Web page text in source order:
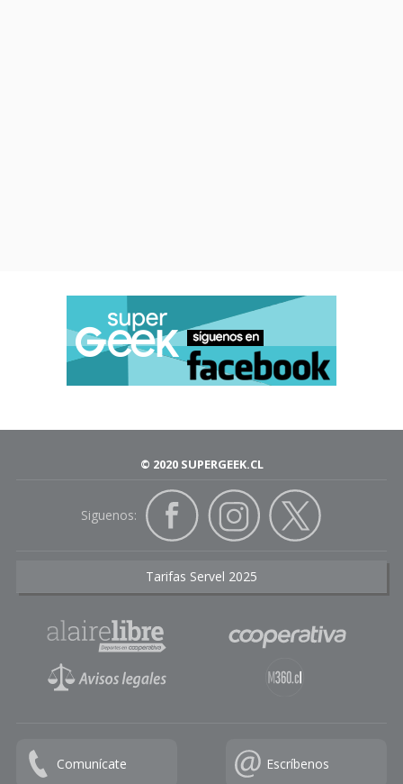
© 2020 SUPERGEEK.CL
Siguenos:
Tarifas Servel 2025
Comunícate Escríbenos